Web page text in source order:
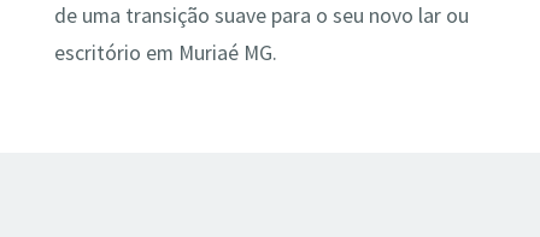
de uma transição suave para o seu novo lar ou
escritório em Muriaé MG.